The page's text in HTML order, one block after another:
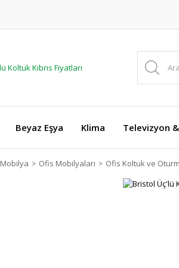
Beyaz Eşya Klima Televizyon
Mobilya Ofis Mobilyaları Ofis Koltuk ve